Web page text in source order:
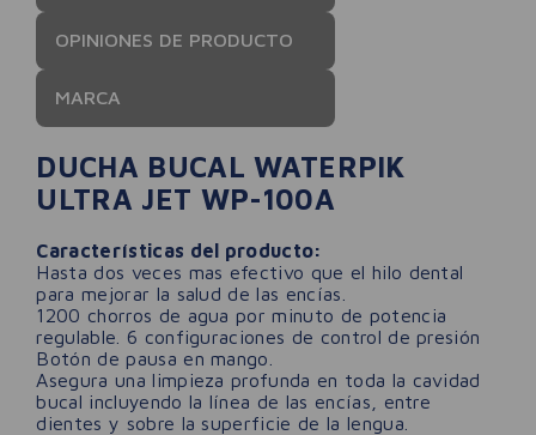
OPINIONES DE PRODUCTO
MARCA
DUCHA BUCAL WATERPIK
ULTRA JET WP-100A
Características del producto:
Hasta dos veces mas efectivo que el hilo dental
para mejorar la salud de las encías.
1200 chorros de agua por minuto de potencia
regulable. 6 configuraciones de control de presión
Botón de pausa en mango.
Asegura una limpieza profunda en toda la cavidad
bucal incluyendo la línea de las encías, entre
dientes y sobre la superficie de la lengua.